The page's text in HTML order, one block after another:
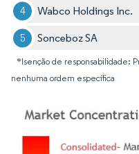
Wabco Holdings Inc.
Sonceboz SA
*Isenção de responsabilidade:
nenhuma ordem específica